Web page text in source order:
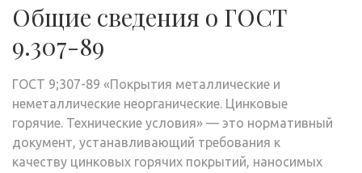
Общие сведения о ГОСТ
9.307-89
ГОСТ 9;307-89 «Покрытия металлические и
неметаллические неорганические. Цинковые
горячие. Технические условия» — это нормативный
документ, устанавливающий требования к
качеству цинковых горячих покрытий, наносимых